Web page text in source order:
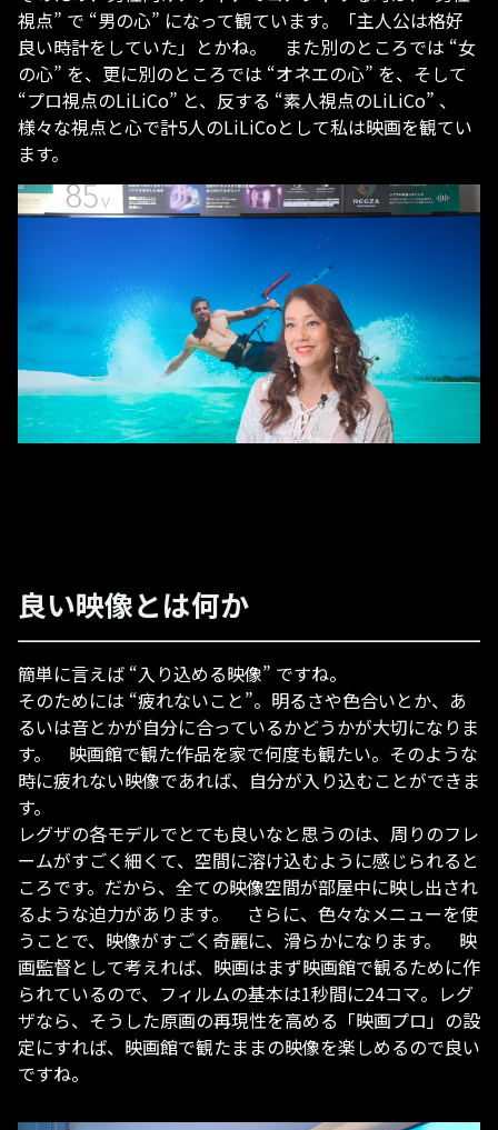
視点” で “男の心” になって観ています。「主人公は格好
良い時計をしていた」とかね。 また別のところでは “女
の心” を、更に別のところでは “オネエの心” を、そして
“プロ視点のLiLiCo” と、反する “素人視点のLiLiCo” 、
様々な視点と心で計5人のLiLiCoとして私は映画を観てい
ます。
良い映像とは何か
簡単に言えば “入り込める映像” ですね。
そのためには “疲れないこと”。明るさや色合いとか、あ
るいは音とかが自分に合っているかどうかが大切になりま
す。 映画館で観た作品を家で何度も観たい。そのような
時に疲れない映像であれば、自分が入り込むことができま
す。
レグザの各モデルでとても良いなと思うのは、周りのフレ
ームがすごく細くて、空間に溶け込むように感じられると
ころです。だから、全ての映像空間が部屋中に映し出され
るような迫力があります。 さらに、色々なメニューを使
うことで、映像がすごく奇麗に、滑らかになります。 映
画監督として考えれば、映画はまず映画館で観るために作
られているので、フィルムの基本は1秒間に24コマ。レグ
ザなら、そうした原画の再現性を高める「映画プロ」の設
定にすれば、映画館で観たままの映像を楽しめるので良い
ですね。